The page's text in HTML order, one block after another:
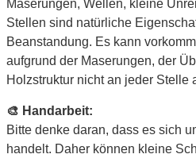
Maserungen, Wellen, kleine
Stellen sind natürliche
Beanstandung. Es kann
aufgrund der Maserungen, der
Holzstruktur nicht an jeder Stelle
🎨 Handarbeit:
Bitte denke daran, dass es sich
handelt. Daher können kleine